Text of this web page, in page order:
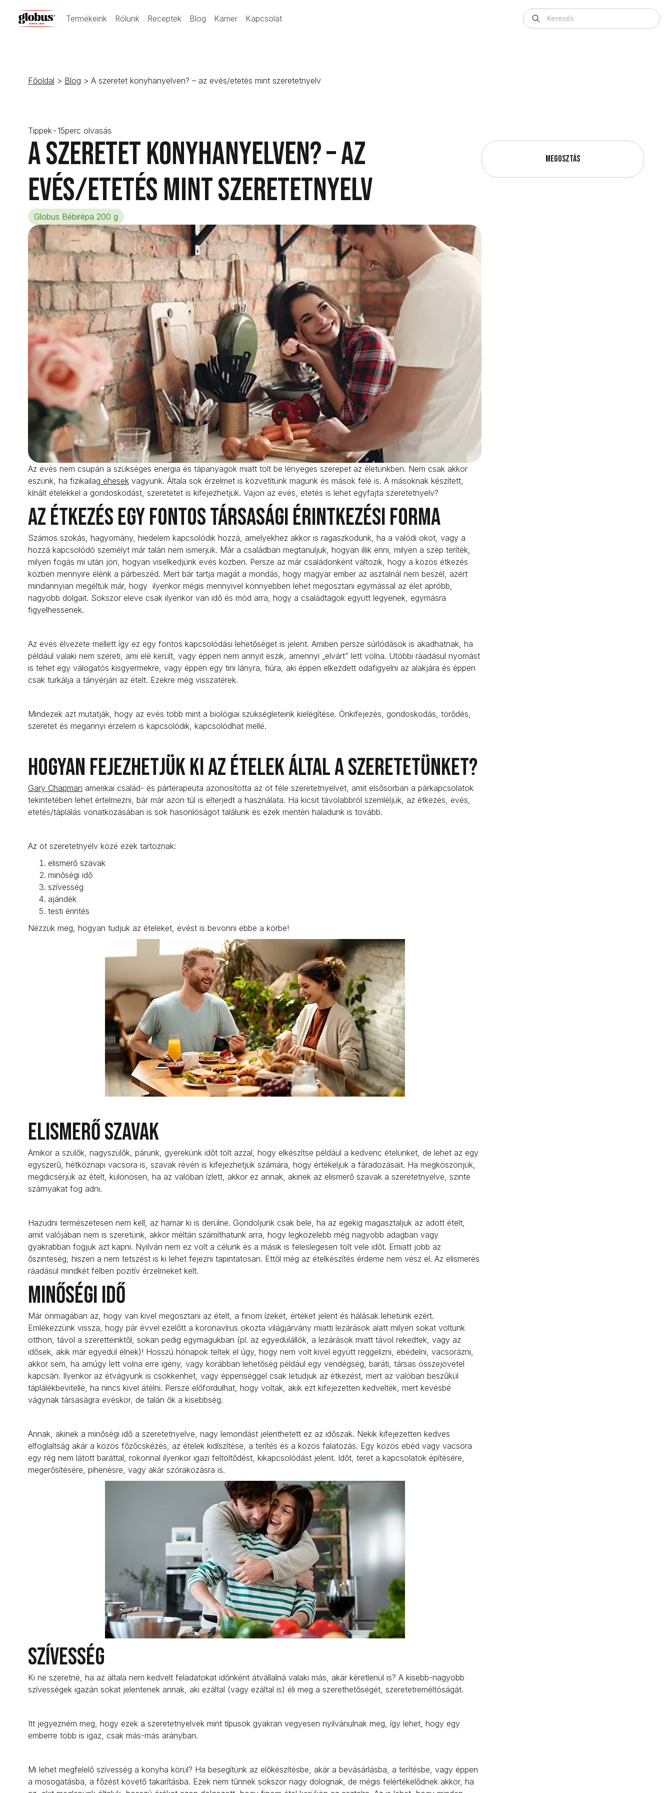
Termékeink Rólunk Receptek Blog Karrier Kapcsolat
Főoldal > Blog > A szeretet konyhanyelven? – az evés/etetés mint szeretetnyelv
Tippek-15perc olvasás
A szeretet konyhanyelven? – az
evés/etetés mint szeretetnyelv
Globus Bébirépa 200 g
Az evés nem csupán a szükséges energia és tápanyagok miatt tölt be lényeges szerepet az életünkben. Nem csak akkor
eszünk, ha fizikailag éhesek vagyunk. Általa sok érzelmet is közvetítünk magunk és mások felé is. A másoknak készített,
kínált ételekkel a gondoskodást, szeretetet is kifejezhetjük. Vajon az evés, etetés is lehet egyfajta szeretetnyelv?
Az étkezés egy fontos társasági érintkezési forma
Számos szokás, hagyomány, hiedelem kapcsolódik hozzá, amelyekhez akkor is ragaszkodunk, ha a valódi okot, vagy a
hozzá kapcsolódó személyt már talán nem ismerjük. Már a családban megtanuljuk, hogyan illik enni, milyen a szép teríték,
milyen fogás mi után jön, hogyan viselkedjünk evés közben. Persze az már családonként változik, hogy a közös étkezés
közben mennyire élénk a párbeszéd. Mert bár tartja magát a mondás, hogy magyar ember az asztalnál nem beszél, azért
mindannyian megéltük már, hogy ilyenkor mégis mennyivel könnyebben lehet megosztani egymással az élet apróbb,
nagyobb dolgait. Sokszor eleve csak ilyenkor van idő és mód arra, hogy a családtagok együtt legyenek, egymásra
figyelhessenek.
Az evés élvezete mellett így ez egy fontos kapcsolódási lehetőséget is jelent. Amiben persze súrlódások is akadhatnak, ha
például valaki nem szereti, ami elé került, vagy éppen nem annyit eszik, amennyi „elvárt” lett volna. Utóbbi ráadásul nyomást
is tehet egy válogatós kisgyermekre, vagy éppen egy tini lányra, fiúra, aki éppen elkezdett odafigyelni az alakjára és éppen
csak turkálja a tányérján az ételt. Ezekre még visszatérek.
Mindezek azt mutatják, hogy az evés több mint a biológiai szükségleteink kielégítése. Önkifejezés, gondoskodás, törődés,
szeretet és megannyi érzelem is kapcsolódik, kapcsolódhat mellé.
Hogyan fejezhetjük ki az ételek által a szeretetünket?
Gary Chapman amerikai család- és párterapeuta azonosította az öt féle szeretetnyelvet, amit elsősorban a párkapcsolatok
tekintetében lehet értelmezni, bár már azon túl is elterjedt a használata. Ha kicsit távolabbról szemléljük, az étkezés, evés,
etetés/táplálás vonatkozásában is sok hasonlóságot találunk és ezek mentén haladunk is tovább.
Az öt szeretetnyelv közé ezek tartoznak:
elismerő szavak
minőségi idő
szívesség
ajándék
testi érintés
Nézzük meg, hogyan tudjuk az ételeket, evést is bevonni ebbe a körbe!
Elismerő szavak
Amikor a szülők, nagyszülők, párunk, gyerekünk időt tölt azzal, hogy elkészítse például a kedvenc ételünket, de lehet az egy
egyszerű, hétköznapi vacsora is, szavak révén is kifejezhetjük számára, hogy értékeljük a fáradozásait. Ha megköszönjük,
megdicsérjük az ételt, különösen, ha az valóban ízlett, akkor ez annak, akinek az elismerő szavak a szeretetnyelve, szinte
szárnyakat fog adni.
Hazudni természetesen nem kell, az hamar ki is derülne. Gondoljunk csak bele, ha az egekig magasztaljuk az adott ételt,
amit valójában nem is szeretünk, akkor méltán számíthatunk arra, hogy legközelebb még nagyobb adagban vagy
gyakrabban fogjuk azt kapni. Nyilván nem ez volt a célunk és a másik is feleslegesen tölt vele időt. Emiatt jobb az
őszinteség, hiszen a nem tetszést is ki lehet fejezni tapintatosan. Ettől még az ételkészítés érdeme nem vész el. Az elismerés
ráadásul mindkét félben pozitív érzelmeket kelt.
Minőségi idő
Már önmagában az, hogy van kivel megosztani az ételt, a finom ízeket, értéket jelent és hálásak lehetünk ezért.
Emlékezzünk vissza, hogy pár évvel ezelőtt a koronavírus okozta világjárvány miatti lezárások alatt milyen sokat voltunk
otthon, távol a szeretteinktől, sokan pedig egymagukban (pl. az egyedülállók, a lezárások miatt távol rekedtek, vagy az
idősek, akik már egyedül élnek)! Hosszú hónapok teltek el úgy, hogy nem volt kivel együtt reggelizni, ebédelni, vacsorázni,
akkor sem, ha amúgy lett volna erre igény, vagy korábban lehetőség például egy vendégség, baráti, társas összejövetel
kapcsán. Ilyenkor az étvágyunk is csökkenhet, vagy éppenséggel csak letudjuk az étkezést, mert az valóban beszűkül
táplálékbevitellé, ha nincs kivel átélni. Persze előfordulhat, hogy voltak, akik ezt kifejezetten kedvelték, mert kevésbé
vágynak társaságra evéskor, de talán ők a kisebbség.
Annak, akinek a minőségi idő a szeretetnyelve, nagy lemondást jelenthetett ez az időszak. Nekik kifejezetten kedves
elfoglaltság akár a közös főzőcskézés, az ételek kidíszítése, a terítés és a közös falatozás. Egy közös ebéd vagy vacsora
egy rég nem látott baráttal, rokonnal ilyenkor igazi feltöltődést, kikapcsolódást jelent. Időt, teret a kapcsolatok építésére,
megerősítésére, pihenésre, vagy akár szórakozásra is.
Szívesség
Ki ne szeretné, ha az általa nem kedvelt feladatokat időnként átvállalná valaki más, akár kéretlenül is? A kisebb-nagyobb
szívességek igazán sokat jelentenek annak, aki ezáltal (vagy ezáltal is) éli meg a szerethetőségét, szeretetreméltóságát.
Itt jegyezném meg, hogy ezek a szeretetnyelvek mint típusok gyakran vegyesen nyilvánulnak meg, így lehet, hogy egy
emberre több is igaz, csak más-más arányban.
Mi lehet megfelelő szívesség a konyha körül? Ha besegítünk az előkészítésbe, akár a bevásárlásba, a terítésbe, vagy éppen
a mosogatásba, a főzést követő takarításba. Ezek nem tűnnek sokszor nagy dolognak, de mégis felértékelődnek akkor, ha
Megosztás